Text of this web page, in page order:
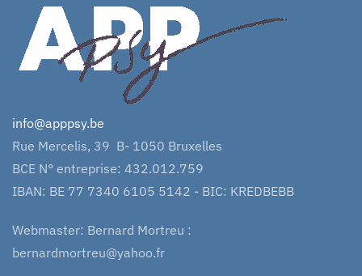
info@apppsy.be
Rue Mercelis, 39 B- 1050 Bruxelles
BCE N° entreprise: 432.012.759
IBAN: BE 77 7340 6105 5142 - BIC: KREDBEBB
Webmaster: Bernard Mortreu :
bernardmortreu@yahoo.fr